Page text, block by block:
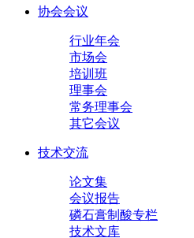
协会会议
行业年会
市场会
培训班
理事会
常务理事会
其它会议
技术交流
论文集
会议报告
磷石膏制酸专栏
技术文库